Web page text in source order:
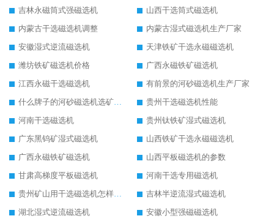
吉林永磁筒式强磁选机
山西干选筒式磁选机
内蒙古干选磁选机调整
内蒙古湿式磁选机生产厂家
安徽湿式逆流磁选机
天津铁矿干选永磁磁选机
潍坊铁矿磁选机价格
广西永磁铁矿磁选机
江西永磁干选磁选机
有前景的河砂磁选机生产厂家
什么牌子的河砂磁选机选矿效果好
贵州干选磁选机性能
河南干选磁选机
贵州钛铁矿湿式磁选机
广东黑钨矿湿式磁选机
山西铁矿干选永磁磁选机
广西永磁铁矿磁选机
山西平板磁选机的参数
甘肃高梯度平板磁选机
河南干选专用磁选机
贵州矿山用干选磁选机怎样调磁
吉林半逆流湿式磁选机
湖北湿式逆流磁选机
安徽小型强磁磁选机